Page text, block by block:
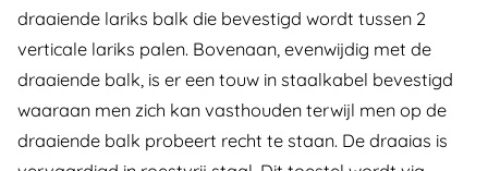
draaiende lariks balk die bevestigd wordt tussen 2
verticale lariks palen. Bovenaan, evenwijdig met de
draaiende balk, is er een touw in staalkabel bevestigd
waaraan men zich kan vasthouden terwijl men op de
draaiende balk probeert recht te staan. De draaias is